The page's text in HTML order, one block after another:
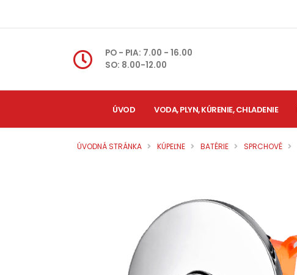
PO - PIA: 7.00 - 16.00
SO: 8.00-12.00
ÚVOD VODA, PLYN, KÚRENIE, CHLADENIE
ÚVODNÁ STRÁNKA KÚPEĽNE BATÉRIE SPRCHOVÉ